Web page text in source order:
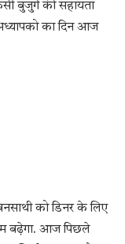
बुजुर्ग की सहायता
का दिन आज
को डिनर के लिए
बढ़ेगा. आज पिछले